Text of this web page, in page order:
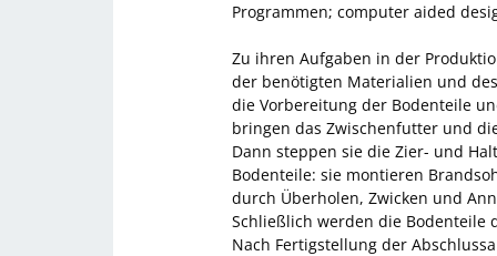
Programmen; computer aided
Zu ihren Aufgaben in der
der benötigten Materialien und
die Vorbereitung der Bodenteile
bringen das Zwischenfutter und
Dann steppen sie die Zier- und
Bodenteile: sie montieren
durch Überholen, Zwicken und
Schließlich werden die Bodenteile
Nach Fertigstellung der